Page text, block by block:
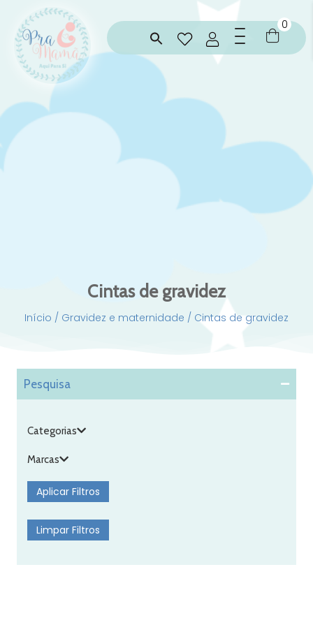
0
Cintas de gravidez
Início / Gravidez e maternidade / Cintas de gravidez
Pesquisa
Categorias
Marcas
Aplicar Filtros
Limpar Filtros